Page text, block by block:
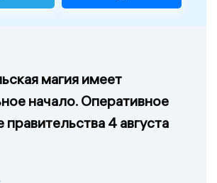
магия имеет
начало. Оперативное
4 августа